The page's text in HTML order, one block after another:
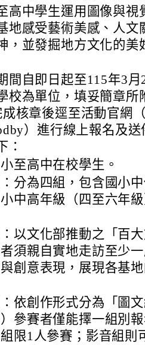
高中學生運用圖像與視
地感受藝術美感、人文
，並發掘地方文化的美
間自即日起至115年3月
校為單位，填妥簡章所
核章後逕至活動官網
）進行線上報名及
：
至高中在校學生。
分為四組，包含國小
中高年級（四至六年
以文化部推動之「百
須親自實地走訪至少
創意表現，展現各基
依創作形式分為「圖
參賽者僅能擇一組別
限1人參賽；影音組則